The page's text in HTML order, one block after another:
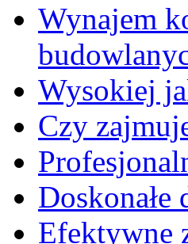
Wynajem
Wysokiej
Czy
Doskonałe
Efektywne